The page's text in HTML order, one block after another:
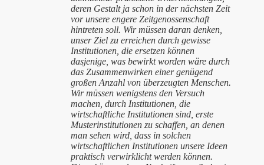
deren Gestalt ja schon in der nächsten Zeit
vor unsere engere Zeitgenossenschaft
hintreten soll. Wir müssen daran denken,
unser Ziel zu erreichen durch gewisse
Institutionen, die ersetzen können
dasjenige, was bewirkt worden wäre durch
das Zusammenwirken einer genügend
großen Anzahl von überzeugten Menschen.
Wir müssen wenigstens den Versuch
machen, durch Institutionen, die
wirtschaftliche Institutionen sind, erste
Musterinstitutionen zu schaffen, an denen
man sehen wird, dass in solchen
wirtschaftlichen Institutionen unsere Ideen
praktisch verwirklicht werden können.